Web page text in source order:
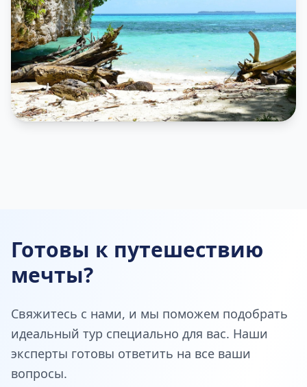
Готовы к путешествию
мечты?
Свяжитесь с нами, и мы поможем подобрать
идеальный тур специально для вас. Наши
эксперты готовы ответить на все ваши
вопросы.